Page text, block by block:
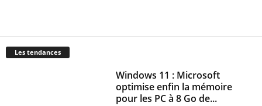
Les tendances
Windows 11 : Microsoft
optimise enfin la mémoire
pour les PC à 8 Go de...